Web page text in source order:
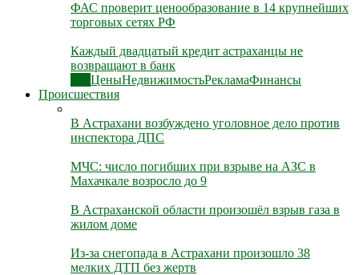
ФАС проверит ценообразование в 14 крупнейших
торговых сетях РФ
Каждый двадцатый кредит астраханцы не
возвращают в банк
ЦеныНедвижимостьРекламаФинансы
Происшествия
В Астрахани возбуждено уголовное дело против
инспектора ДПС
МЧС: число погибших при взрыве на АЗС в
Махачкале возросло до 9
В Астраханской области произошёл взрыв газа в
жилом доме
Из-за снегопада в Астрахани произошло 38
мелких ДТП без жертв